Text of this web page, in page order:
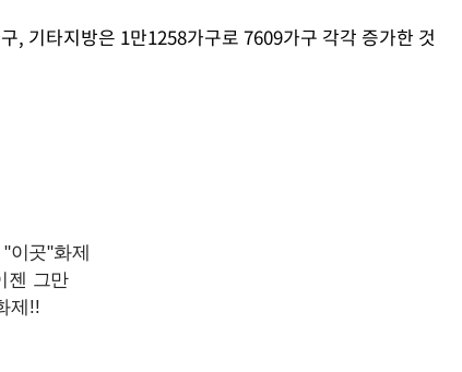
, 기타지방은 1만1258가구로 7609가구 각각 증가한 것